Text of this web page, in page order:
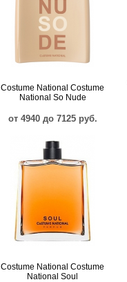
Costume National Costume
National So Nude
от 4940 до 7125 руб.
Costume National Costume
National Soul